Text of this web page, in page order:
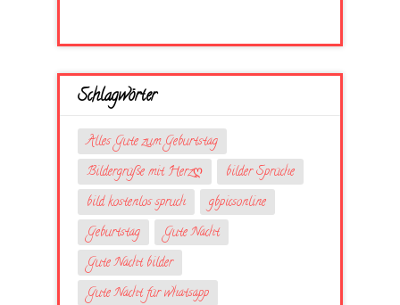
Schlagwörter
Alles Gute zum Geburtstag
Bildergrüße mit Herzღ
bilder Sprüche
bild kostenlos spruch
gbpicsonline
Geburtstag
Gute Nacht
Gute Nacht bilder
Gute Nacht für whatsapp